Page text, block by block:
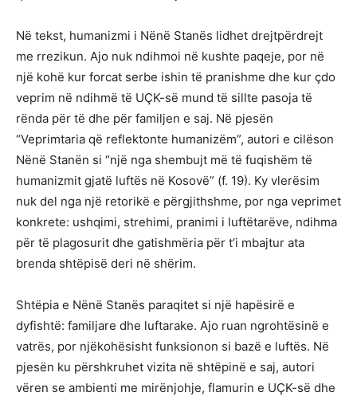
Në tekst, humanizmi i Nënë Stanës lidhet drejtpërdrejt
me rrezikun. Ajo nuk ndihmoi në kushte paqeje, por në
një kohë kur forcat serbe ishin të pranishme dhe kur çdo
veprim në ndihmë të UÇK-së mund të sillte pasoja të
rënda për të dhe për familjen e saj. Në pjesën
“Veprimtaria që reflektonte humanizëm”, autori e cilëson
Nënë Stanën si “një nga shembujt më të fuqishëm të
humanizmit gjatë luftës në Kosovë” (f. 19). Ky vlerësim
nuk del nga një retorikë e përgjithshme, por nga veprimet
konkrete: ushqimi, strehimi, pranimi i luftëtarëve, ndihma
për të plagosurit dhe gatishmëria për t’i mbajtur ata
brenda shtëpisë deri në shërim.
Shtëpia e Nënë Stanës paraqitet si një hapësirë e
dyfishtë: familjare dhe luftarake. Ajo ruan ngrohtësinë e
vatrës, por njëkohësisht funksionon si bazë e luftës. Në
pjesën ku përshkruhet vizita në shtëpinë e saj, autori
vëren se ambienti me mirënjohje, flamurin e UÇK-së dhe